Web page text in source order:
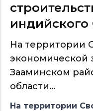
индийского
На территории
экономической
Зааминском
области...
На территории